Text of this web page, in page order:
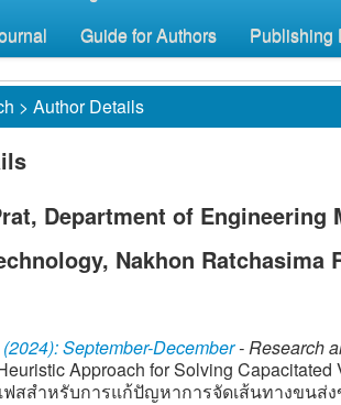
Guide for Authors Publishing
> Author Details
Department of Engineering
Nakhon Ratchasima
September-December- Research
Approach for Solving
ฟสสำหรับการแก้ปัญหาการจัดเส้นทางขน